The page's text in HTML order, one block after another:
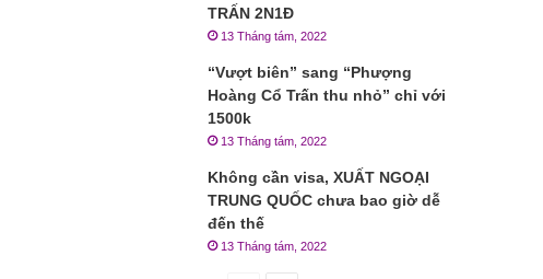
TRẤN 2N1Đ
13 Tháng tám, 2022
“Vượt biên” sang “Phượng
Hoàng Cổ Trấn thu nhỏ” chỉ với
1500k
13 Tháng tám, 2022
Không cần visa, XUẤT NGOẠI
TRUNG QUỐC chưa bao giờ dễ
đến thế
13 Tháng tám, 2022